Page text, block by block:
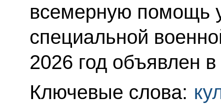
всемерную помощь
специальной
2026 год объявлен
Ключевые слова: